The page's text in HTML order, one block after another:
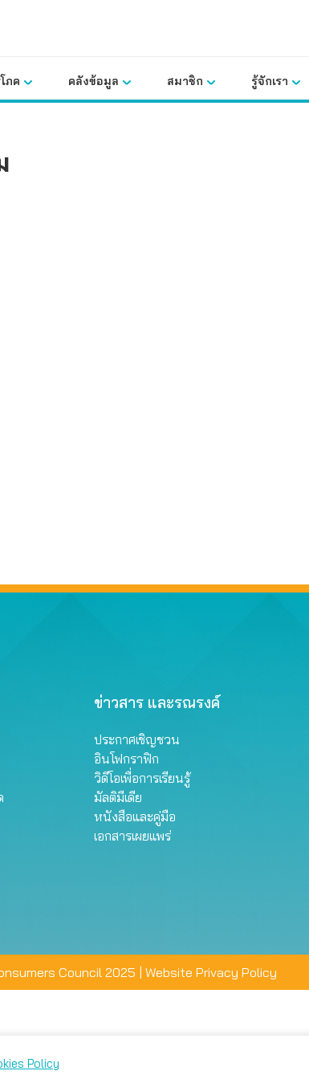
ภค คลังข้อมูล สมาชิก รู้จักเรา
ข่าวสาร และรณรงค์
ประกาศเชิญชวน
อินโฟกราฟิก
วิดีโอเพื่อการเรียนรู้
มัลติมีเดีย
หนังสือและคู่มือ
เอกสารเผยแพร่
Council 2025 | Website Privacy Policy
Policy
ความเป็นส่วนตัวได้